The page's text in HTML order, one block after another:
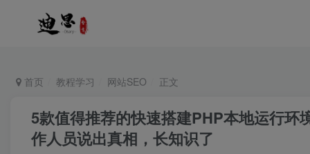
首页 教程学习 网站SEO 正文
5款值得推荐的快速搭建PHP本地运行
作人员说出真相，长知识了